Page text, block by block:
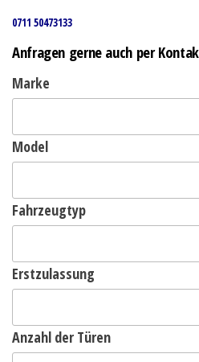
0711 50473133
Anfragen gerne auch per
Marke
Model
Fahrzeugtyp
Erstzulassung
Anzahl der Türen